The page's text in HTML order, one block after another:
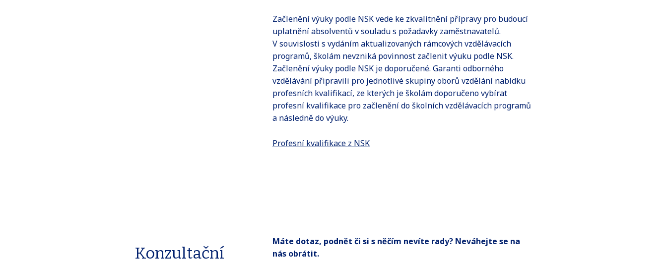
Začlenění výuky podle NSK vede ke zkvalitnění přípravy pro budoucí
uplatnění absolventů v souladu s požadavky zaměstnavatelů.
V souvislosti s vydáním aktualizovaných rámcových vzdělávacích
programů, školám nevzniká povinnost začlenit výuku podle NSK.
Začlenění výuky podle NSK je doporučené. Garanti odborného
vzdělávání připravili pro jednotlivé skupiny oborů vzdělání nabídku
profesních kvalifikací, ze kterých je školám doporučeno vybírat
profesní kvalifikace pro začlenění do školních vzdělávacích programů
a následně do výuky.
Profesní kvalifikace z NSK
Konzultační
Máte dotaz, podnět či si s něčím nevíte rady? Neváhejte se na
nás obrátit.